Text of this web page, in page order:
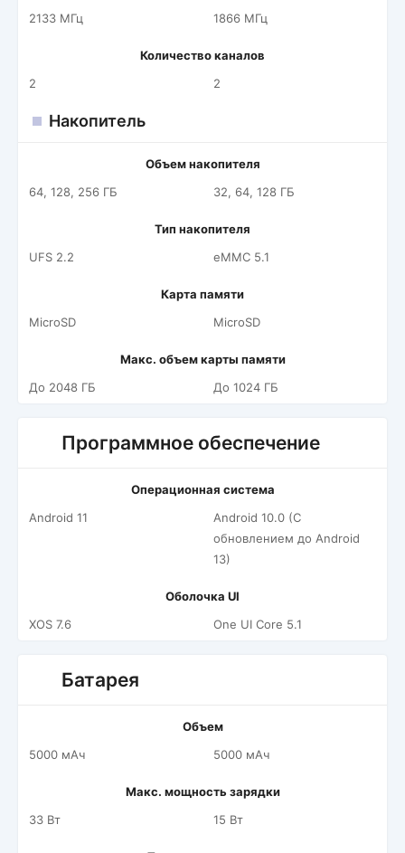
2133 МГц
1866 МГц
Количество каналов
2
2
Накопитель
Объем накопителя
64, 128, 256 ГБ
32, 64, 128 ГБ
Тип накопителя
UFS 2.2
eMMC 5.1
Карта памяти
MicroSD
MicroSD
Макс. объем карты памяти
До 2048 ГБ
До 1024 ГБ
Программное обеспечение
Операционная система
Android 11
Android 10.0 (С
обновлением до Android
13)
Оболочка UI
XOS 7.6
One UI Core 5.1
Батарея
Объем
5000 мАч
5000 мАч
Макс. мощность зарядки
33 Вт
15 Вт